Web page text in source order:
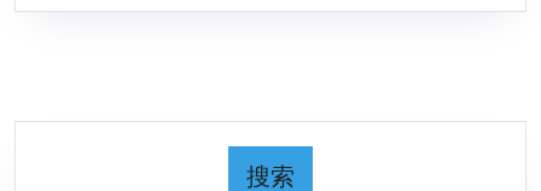
游
练
搜索